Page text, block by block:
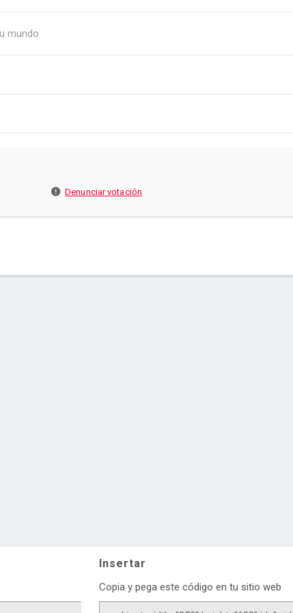
mundo
Denunciar votación
Insertar
Copia y pega este código en tu sitio web